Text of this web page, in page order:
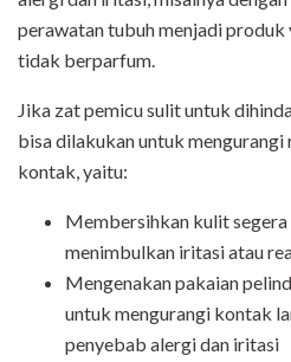
perawatan tubuh menjadi
tidak berparfum.
Jika zat pemicu sulit untuk
bisa dilakukan untuk
kontak, yaitu:
Membersihkan kulit
menimbulkan iritasi atau
Mengenakan pakaian
untuk mengurangi kontak
penyebab alergi dan iritasi